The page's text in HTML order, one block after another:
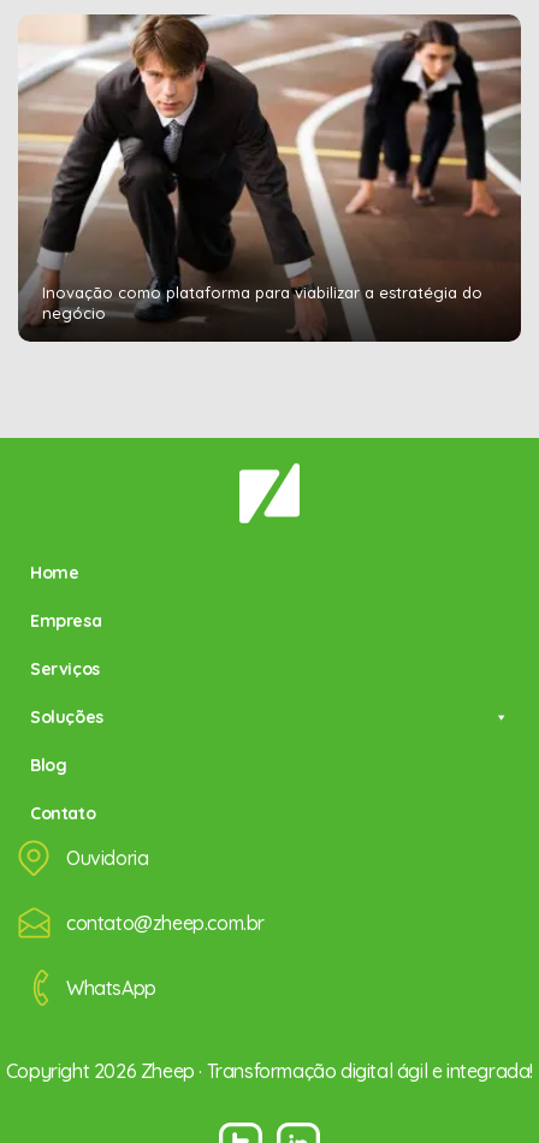
Inovação como plataforma para viabilizar a estratégia do
negócio
Home
Empresa
Serviços
Soluções
Blog
Contato
Ouvidoria
contato@zheep.com.br
WhatsApp
Copyright 2026 Zheep · Transformação digital ágil e integrada!